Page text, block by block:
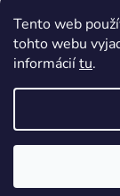
Tento web
tohto webu
informáciítu.